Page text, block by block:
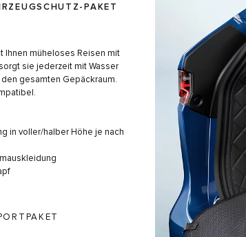
PAKET
Ihnen müheloses Reisen mit
sie jederzeit mit Wasser
gesamten Gepäckraum.
in voller/halber Höhe je nach